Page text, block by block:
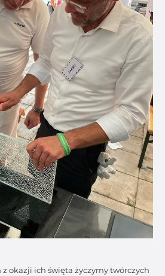
okazji ich święta życzymy twórczych